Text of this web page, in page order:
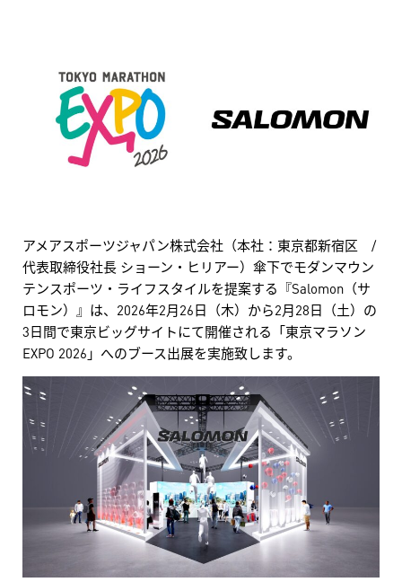
アメアスポーツジャパン株式会社（本社：東京都新宿区 /
代表取締役社長 ショーン・ヒリアー）傘下でモダンマウン
テンスポーツ・ライフスタイルを提案する『Salomon（サ
ロモン）』は、2026年2月26日（木）から2月28日（土）の
3日間で東京ビッグサイトにて開催される「東京マラソン
EXPO 2026」へのブース出展を実施致します。